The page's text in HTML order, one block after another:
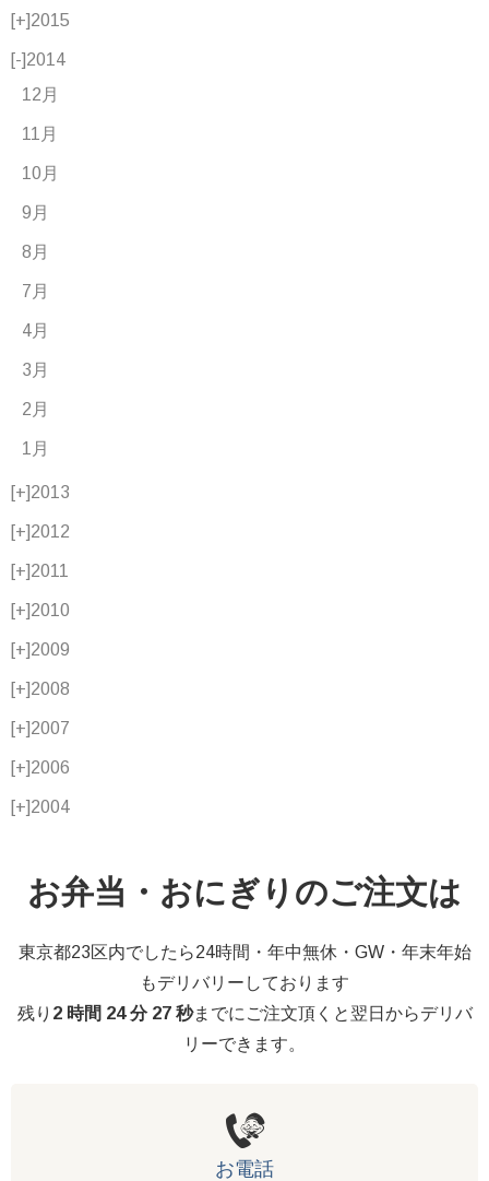
[+]2015
[-]2014
12月
11月
10月
9月
8月
7月
4月
3月
2月
1月
[+]2013
[+]2012
[+]2011
[+]2010
[+]2009
[+]2008
[+]2007
[+]2006
[+]2004
お弁当・おにぎりのご注文は
東京都23区内でしたら24時間・年中無休・GW・年末年始
もデリバリーしております
残り 2 時間 24 分 27 秒までにご注文頂くと翌日からデリバ
リーできます。
お電話